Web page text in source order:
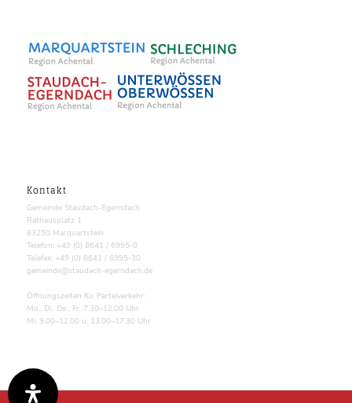
Kontakt
Gemeinde Staudach-Egerndach
Rathausplatz 1
83250 Marquartstein
Telefon: +49 (0) 8641 / 6995-0
Telefax: +49 (0) 8641 / 6995-30
gemeinde@staudach-egerndach.de
Öffnungszeiten für Parteiverkehr:
Mo., Di., Do., Fr. 7.30–12.00 Uhr
Mi. 9.00–12.00 u. 13.00–17.30 Uhr